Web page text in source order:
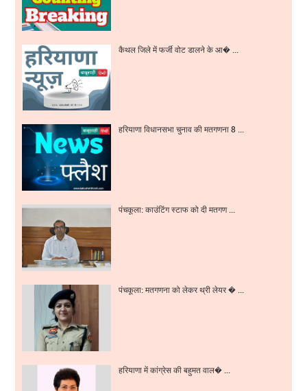
कैथल जिले में फर्जी वोट डालने के आ� ...
हरियाणा विधानसभा चुनाव की मतगणना 8 ...
पंचकूला: काउंटिंग स्टाफ को दी मतगण ...
पंचकूला: मतगणना को लेकर थ्री लेयर � ...
हरियाणा में कांग्रेस की बहुमत वाल� ...